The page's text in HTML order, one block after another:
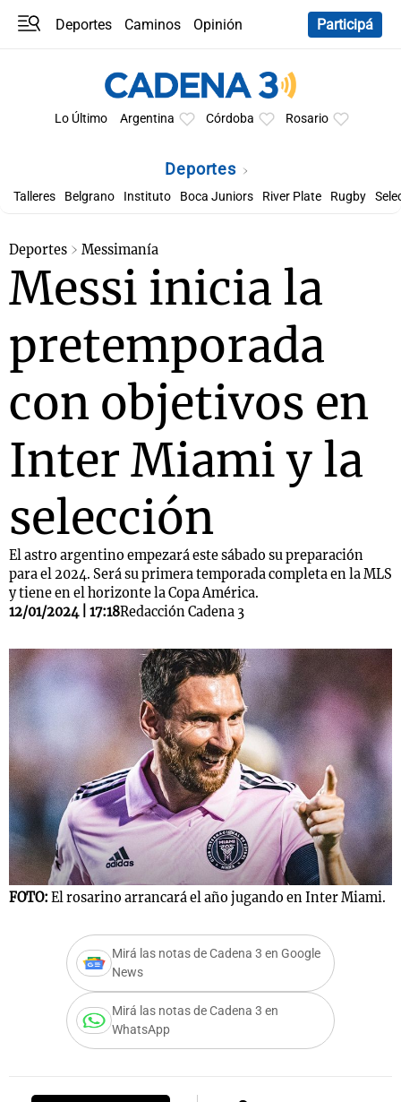
Deportes Caminos
Opinión
Participá
Lo Último Argentina Córdoba Rosario
Deportes
Talleres Belgrano Instituto Boca Juniors River Plate Rugby
Deportes Messimanía
Messi inicia la
pretemporada
con objetivos en
Inter Miami y la
selección
El astro argentino empezará este sábado su preparación
para el 2024. Será su primera temporada completa en la MLS
y tiene en el horizonte la Copa América.
12/01/2024 | 17:18Redacción Cadena 3
FOTO: El rosarino arrancará el año jugando en Inter Miami.
Mirá las notas de Cadena 3 en Google
News
Mirá las notas de Cadena 3 en
WhatsApp
Notas
Mundial 2026
Notas
Cadena 3